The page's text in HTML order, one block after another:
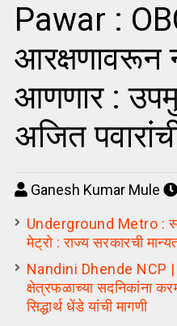
Pawar :
आरक्षणावरून
आणणार :
अजित
Ganesh Kumar Mule
Underground Metro :
मेट्रो : राज्य सरकारची
Nandini Dhende NCP |
क्षेत्रफळाच्या सदनिकांना
सिद्धार्थ धेंडे यांची मागणी